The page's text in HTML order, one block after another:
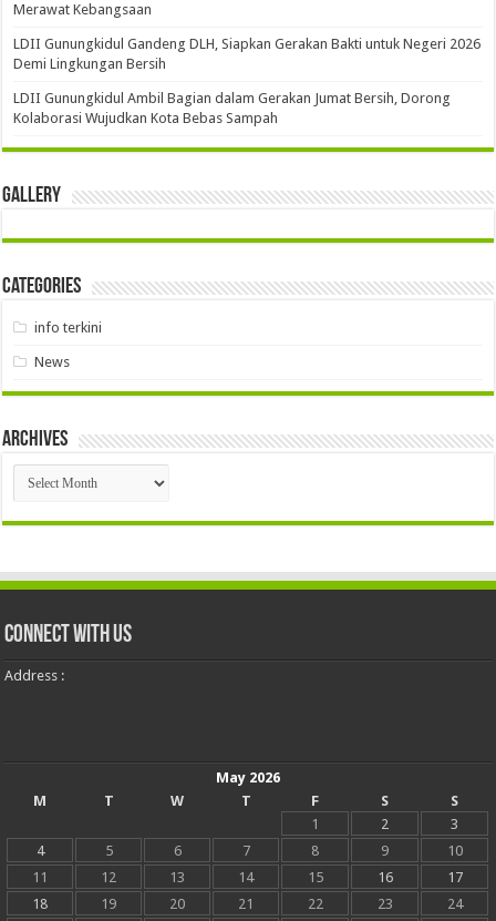
Merawat Kebangsaan
LDII Gunungkidul Gandeng DLH, Siapkan Gerakan Bakti untuk Negeri 2026
Demi Lingkungan Bersih
LDII Gunungkidul Ambil Bagian dalam Gerakan Jumat Bersih, Dorong
Kolaborasi Wujudkan Kota Bebas Sampah
Gallery
Categories
info terkini
News
Archives
Archives
Connect With Us
Address :
May 2026
M
T W T F S
S
1
2
3
4
5 6 7 8 9
10
11
12 13 14 15 16
17
18
19 20 21 22 23 24